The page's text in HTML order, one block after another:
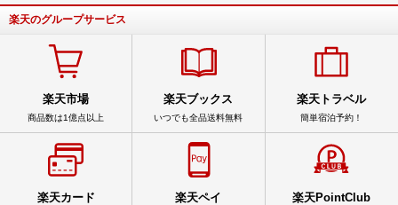
楽天のグループサービス
楽天市場
商品数は1億点以上
楽天ブックス
いつでも全品送料無料
楽天トラベル
簡単宿泊予約！
楽天カード 楽天ペイ 楽天PointClub